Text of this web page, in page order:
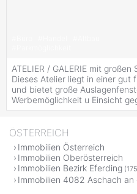
ATELIER / GALERIE mit
Dieses Atelier liegt in einer gut
und bietet große
Werbemöglichkeit u Einsicht
ÖSTERREICH
Immobilien Österreich
Immobilien Oberösterreich
Immobilien Bezirk Eferding
Immobilien 4082 Aschach an